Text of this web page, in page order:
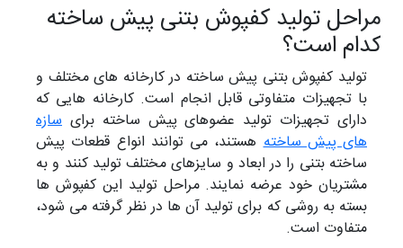
مراحل تولید کفپوش بتنی پیش ساخته
کدام است؟
تولید کفپوش بتنی پیش ساخته در کارخانه های مختلف و
با تجهیزات متفاوتی قابل انجام است. کارخانه هایی که
دارای تجهیزات تولید عضوهای پیش ساخته برایسازه
های پیش ساختههستند، می توانند انواع قطعات پیش
ساخته بتنی را در ابعاد و سایزهای مختلف تولید کنند و به
مشتریان خود عرضه نمایند. مراحل تولید این کفپوش ها
بسته به روشی که برای تولید آن ها در نظر گرفته می شود،
متفاوت است.